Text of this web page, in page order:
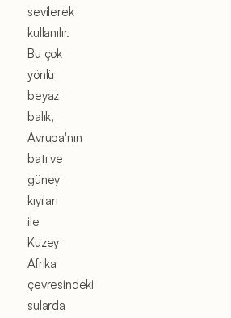
sevilerek
kullanılır.
Bu çok
yönlü
beyaz
balık,
Avrupa'nın
batı ve
güney
kıyıları
ile
Kuzey
Afrika
çevresindeki
sularda